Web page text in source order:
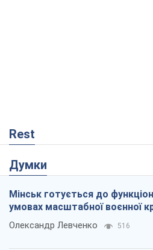
Rest
Думки
Мінськ готується до
умовах масштабної воєнної
Олександр Левченко 516